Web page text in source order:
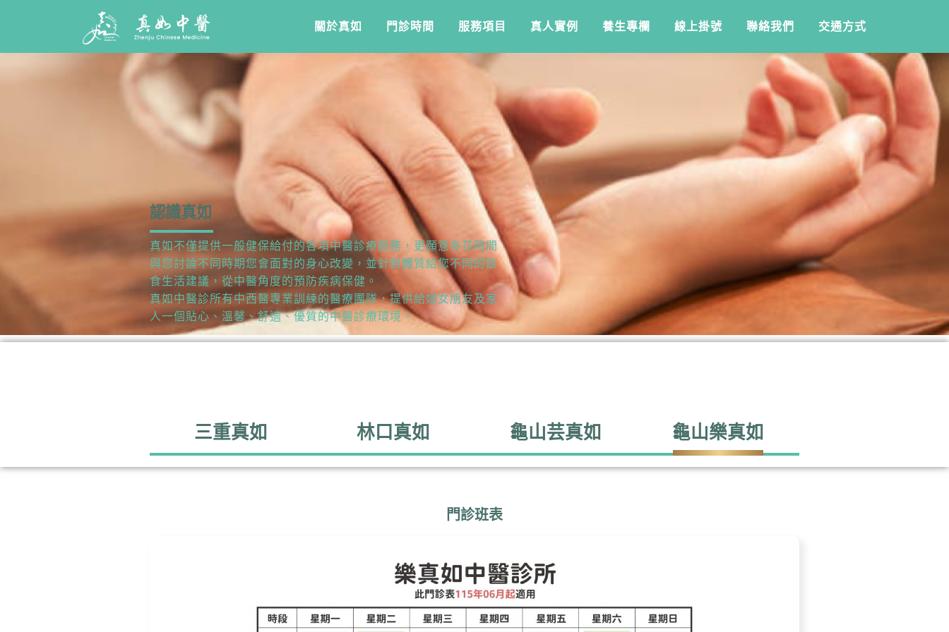
關於真如 門診時間 服務項目 真人實例 養生專欄 線上掛號 聯絡我們 交通方式
認識真如
真如不僅提供一般健保給付的各項中醫診療服務，更願意多花時間
與您討論不同時期您會面對的身心改變，並針對體質給您不同的飲
食生活建議，從中醫角度的預防疾病保健。
真如中醫診所有中西醫專業訓練的醫療團隊，提供給婦女朋友及家
人一個貼心、溫馨、舒適、優質的中醫診療環境。
三重真如 林口真如 龜山芸真如 龜山樂真如
門診班表